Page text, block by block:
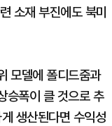
소재 부진에도 북미
모델에 폴디드줌과
승폭이 클 것으로 추
생산된다면 수익성